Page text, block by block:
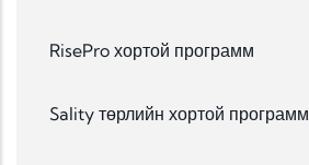
RisePro хортой программ
Sality төрлийн хортой программ